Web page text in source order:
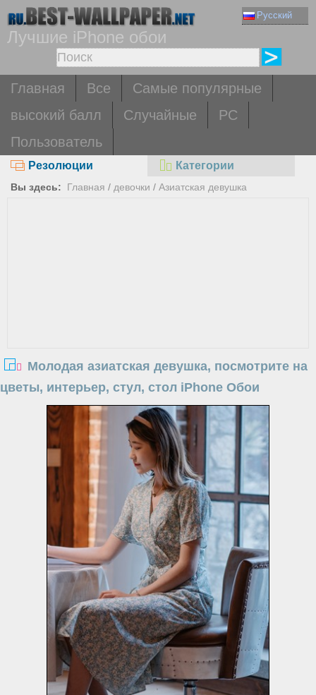
Русский
Лучшие iPhone обои
Главная Все
Самые популярные
высокий балл
Случайные
PC
Пользователь
Резолюции Категории
Вы здесь: Главная / девочки / Азиатская девушка
Молодая азиатская девушка, посмотрите на
цветы, интерьер, стул, стол iPhone Обои